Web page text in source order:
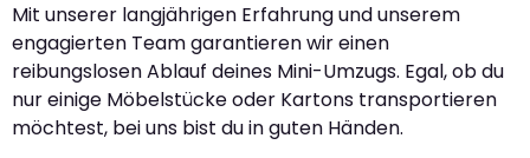
Mit unserer langjährigen Erfahrung und unserem
engagierten Team garantieren wir einen
reibungslosen Ablauf deines Mini-Umzugs. Egal, ob du
nur einige Möbelstücke oder Kartons transportieren
möchtest, bei uns bist du in guten Händen.